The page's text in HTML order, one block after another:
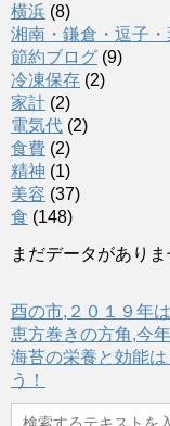
横浜 (8)
湘南・鎌倉・逗子・
節約ブログ (9)
冷凍保存 (2)
家計 (2)
電気代 (2)
食費 (2)
精神 (1)
美容 (37)
食 (148)
まだデータがありま
酉の市,２０１９年
恵方巻きの方角,今
海苔の栄養と効能
う！